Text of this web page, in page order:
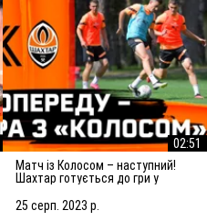
02:51
Матч із Колосом – наступний!
Шахтар готується до гри у
25 серп. 2023 р.